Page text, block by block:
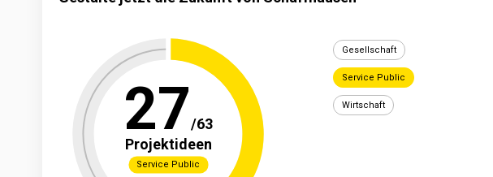
Gesellschaft
Service Public
Wirtschaft
19/63
Projektideen
Wirtschaft
Wohnregion
7 von 7